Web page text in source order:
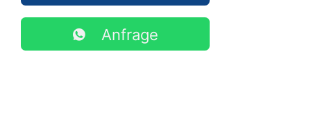
Anfrage